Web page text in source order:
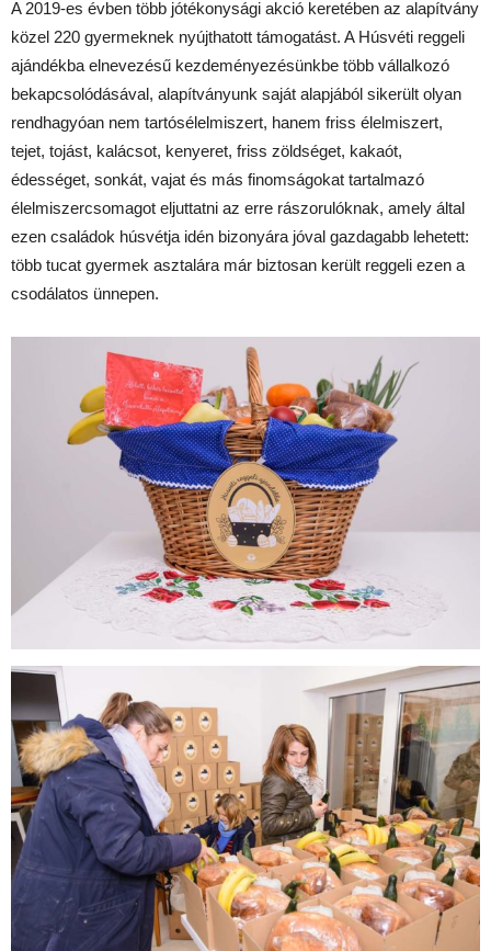
A 2019-es évben több jótékonysági akció keretében az alapítvány
közel 220 gyermeknek nyújthatott támogatást. A Húsvéti reggeli
ajándékba elnevezésű kezdeményezésünkbe több vállalkozó
bekapcsolódásával, alapítványunk saját alapjából sikerült olyan
rendhagyóan nem tartósélelmiszert, hanem friss élelmiszert,
tejet, tojást, kalácsot, kenyeret, friss zöldséget, kakaót,
édességet, sonkát, vajat és más finomságokat tartalmazó
élelmiszercsomagot eljuttatni az erre rászorulóknak, amely által
ezen családok húsvétja idén bizonyára jóval gazdagabb lehetett:
több tucat gyermek asztalára már biztosan került reggeli ezen a
csodálatos ünnepen.